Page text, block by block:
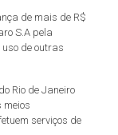
de mais de R$
S.A pela
de outras
Rio de Janeiro
meios
serviços de